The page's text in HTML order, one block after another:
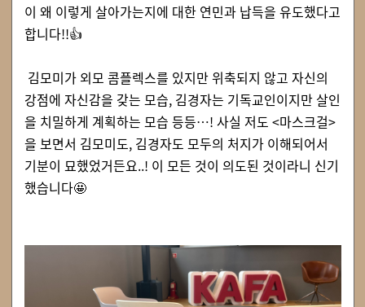
이 왜 이렇게 살아가는지에 대한 연민과 납득을 유도했다고
합니다!!👍
김모미가 외모 콤플렉스를 있지만 위축되지 않고 자신의
강점에 자신감을 갖는 모습, 김경자는 기독교인이지만 살인
을 치밀하게 계획하는 모습 등등…! 사실 저도 <마스크걸>
을 보면서 김모미도, 김경자도 모두의 처지가 이해되어서
기분이 묘했었거든요..! 이 모든 것이 의도된 것이라니 신기
했습니다🤩